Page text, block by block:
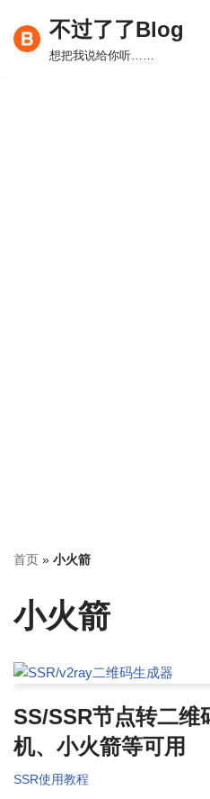
跳
不过了了Blog
想把我说给你听……
首页 » 小火箭
小火箭
SS/SSR节点转二维
机、小火箭等可用
SSR使用教程